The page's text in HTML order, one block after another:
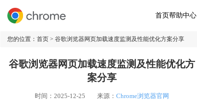
首页帮助中心
您的位置： 首页 > 谷歌浏览器网页加载速度监测及性能优化方案分享
谷歌浏览器网页加载速度监测及性能优化方
案分享
时间：2025-12-25 来源： Chrome浏览器官网